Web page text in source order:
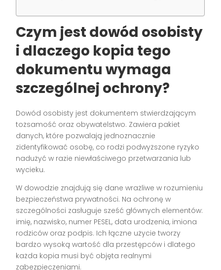
Czym jest dowód osobisty
i dlaczego kopia tego
dokumentu wymaga
szczególnej ochrony?
Dowód osobisty jest dokumentem stwierdzającym
tożsamość oraz obywatelstwo. Zawiera pakiet
danych, które pozwalają jednoznacznie
zidentyfikować osobę, co rodzi podwyższone ryzyko
nadużyć w razie niewłaściwego przetwarzania lub
wycieku.
W dowodzie znajdują się dane wrażliwe w rozumieniu
bezpieczeństwa prywatności. Na ochronę w
szczególności zasługuje sześć głównych elementów:
imię, nazwisko, numer PESEL, data urodzenia, imiona
rodziców oraz podpis. Ich łączne użycie tworzy
bardzo wysoką wartość dla przestępców i dlatego
każda kopia musi być objęta realnymi
zabezpieczeniami.